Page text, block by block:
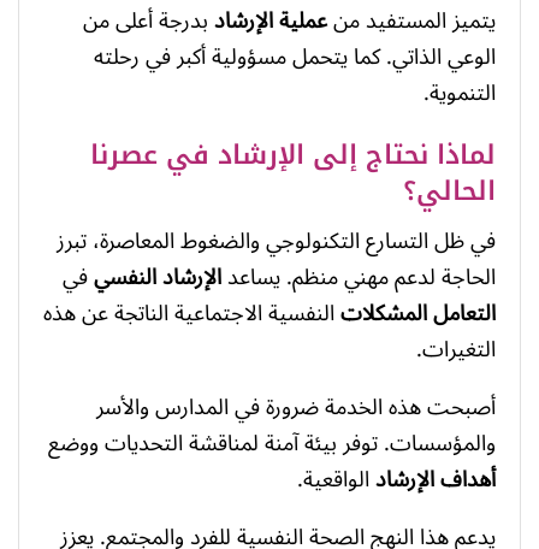
يتميز المستفيد منعملية الإرشادبدرجة أعلى من
الوعي الذاتي. كما يتحمل مسؤولية أكبر في رحلته
التنموية.
لماذا نحتاج إلى الإرشاد في عصرنا
الحالي؟
في ظل التسارع التكنولوجي والضغوط المعاصرة، تبرز
الحاجة لدعم مهني منظم. يساعدالإرشاد النفسيفي
التعامل المشكلاتالنفسية الاجتماعية الناتجة عن هذه
التغيرات.
أصبحت هذه الخدمة ضرورة في المدارس والأسر
والمؤسسات. توفر بيئة آمنة لمناقشة التحديات ووضع
أهداف الإرشادالواقعية.
يدعم هذا النهج الصحة النفسية للفرد والمجتمع. يعزز